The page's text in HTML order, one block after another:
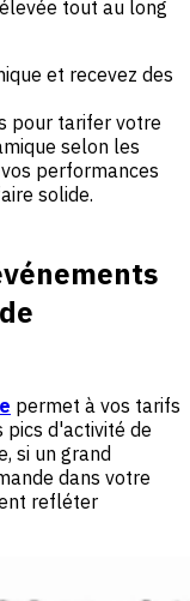
tout au long
et recevez des
pour tarifer votre
selon les
performances
solide.
permet à vos tarifs
d'activité de
si un grand
dans votre
refléter